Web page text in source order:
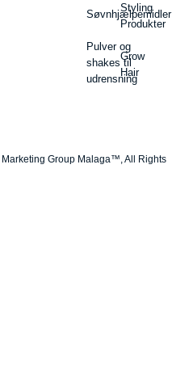
Søvnhjælpemidler
Pulver og
shakes til
udrensning
Styling
Produkter
Grow
Hair
Group Malaga™, All Rights